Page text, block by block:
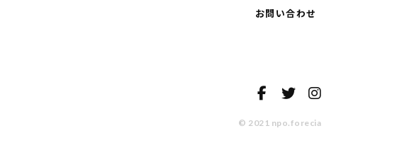
お問い合わせ
© 2021 npo.forecia